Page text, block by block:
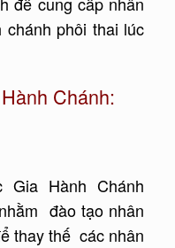
phôi thai lúc
Chánh:
Gia Hành Chánh
đào tạo nhân
thay thế các nhân